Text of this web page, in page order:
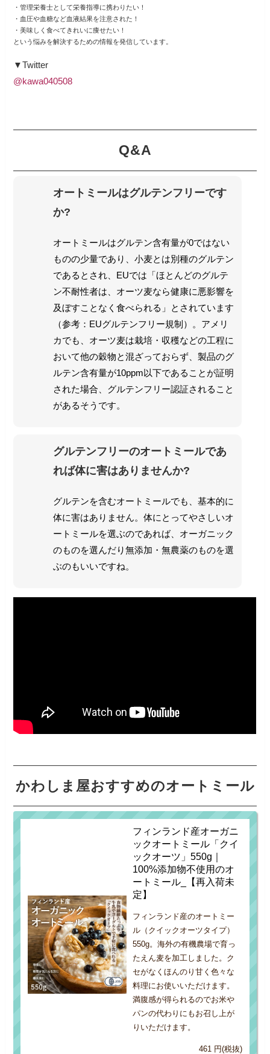
・管理栄養士として栄養指導に携わりたい！
・血圧や血糖など血液結果を注意された！
・美味しく食べてきれいに痩せたい！
という悩みを解決するための情報を発信しています。
▼Twitter
@kawa040508
Q&A
オートミールはグルテンフリーです
か?
オートミールはグルテン含有量が0ではない
ものの少量であり、小麦とは別種のグルテン
であるとされ、EUでは「ほとんどのグルテ
ン不耐性者は、オーツ麦なら健康に悪影響を
及ぼすことなく食べられる」とされています
（参考：EUグルテンフリー規制）。アメリ
カでも、オーツ麦は栽培・収穫などの工程に
おいて他の穀物と混ざっておらず、製品のグ
ルテン含有量が10ppm以下であることが証明
された場合、グルテンフリー認証されること
があるそうです。
グルテンフリーのオートミールであ
れば体に害はありませんか?
グルテンを含むオートミールでも、基本的に
体に害はありません。体にとってやさしいオ
ートミールを選ぶのであれば、オーガニック
のものを選んだり無添加・無農薬のものを選
ぶのもいいですね。
かわしま屋おすすめのオートミール
フィンランド産オーガニ
ックオートミール「クイ
ックオーツ」550g｜
100%添加物不使用のオ
ートミール_【再入荷未
定】
フィンランド産のオートミー
ル（クイックオーツタイプ）
550g。海外の有機農場で育っ
たえん麦を加工しました。ク
セがなくほんのり甘く色々な
料理にお使いいただけます。
満腹感が得られるのでお米や
パンの代わりにもお召し上が
りいただけます。
461 円(税抜)